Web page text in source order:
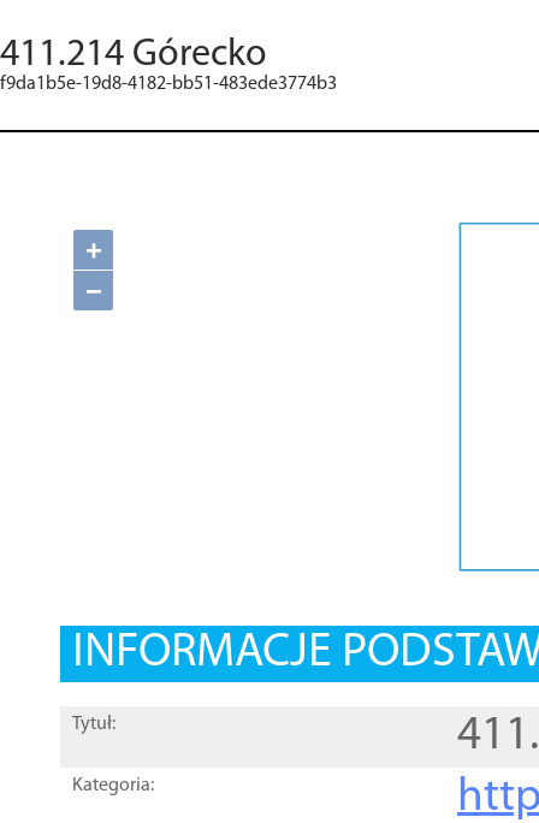
411.214 Górecko
f9da1b5e-19d8-4182-bb51-483ede3774b3
+
−
INFORMACJE
Tytuł:
Kategoria: